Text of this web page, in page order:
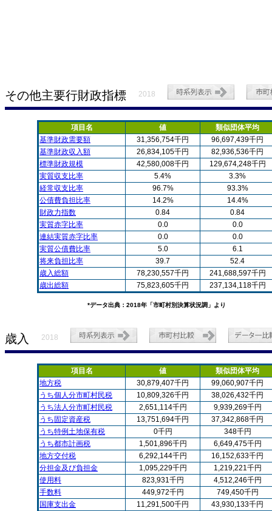
その他主要行財政指標 2018
項目名 値
類似団体平均
基準財政需要額
31,356,754千円
96,697,439千円
基準財政収入額
26,834,105千円
82,936,536千円
標準財政規模
42,580,008千円
129,674,248千円
実質収支比率
5.4%
3.3%
経常収支比率
96.7%
93.3%
公債費負担比率
14.2%
14.4%
財政力指数
0.84
0.84
実質赤字比率
0.0
0.0
連結実質赤字比率
0.0
0.0
実質公債費比率
5.0
6.1
将来負担比率
39.7
52.4
歳入総額
78,230,557千円
241,688,597千円
歳出総額
75,823,605千円 237,134,118千円
*データ出典：2018年「市町村別決算状況調」より
歳入 2018
項目名 値
類似団体平均
地方税
30,879,407千円
99,060,907千円
うち個人分市町村民税
10,809,326千円
38,026,432千円
うち法人分市町村民税
2,651,114千円
9,939,269千円
うち固定資産税
13,751,694千円
37,342,868千円
うち特例土地保有税
0千円
348千円
うち都市計画税
1,501,896千円
6,649,475千円
地方交付税
6,292,144千円
16,152,633千円
分担金及び負担金
1,095,229千円
1,219,221千円
使用料
823,931千円
4,512,246千円
手数料
449,972千円
749,450千円
国庫支出金
11,291,500千円
43,930,133千円